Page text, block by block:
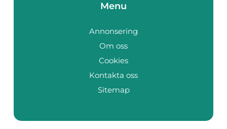
Menu
Annonsering
Om oss
Cookies
Kontakta oss
Sitemap